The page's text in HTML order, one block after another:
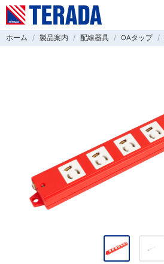
ホーム 製品案内 配線器具 OAタップ